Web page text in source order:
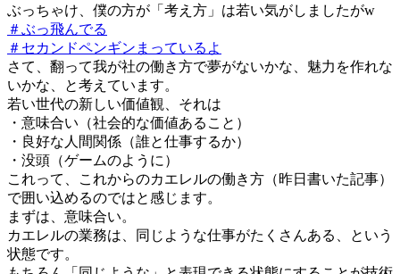
ぶっちゃけ、僕の方が「考え方」は若い気がしましたがw
＃ぶっ飛んでる
＃セカンドペンギンまっているよ
さて、翻って我が社の働き方で夢がないかな、魅力を作れな
いかな、と考えています。
若い世代の新しい価値観、それは
・意味合い（社会的な価値あること）
・良好な人間関係（誰と仕事するか）
・没頭（ゲームのように）
これって、これからのカエレルの働き方（昨日書いた記事）
で囲い込めるのではと感じます。
まずは、意味合い。
カエレルの業務は、同じような仕事がたくさんある、という
状態です。